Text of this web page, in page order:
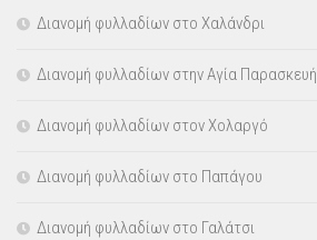
Διανομή φυλλαδίων στο Χαλάνδρι
Διανομή φυλλαδίων στην Αγία Παρασκευή
Διανομή φυλλαδίων στον Χολαργό
Διανομή φυλλαδίων στο Παπάγου
Διανομή φυλλαδίων στο Γαλάτσι